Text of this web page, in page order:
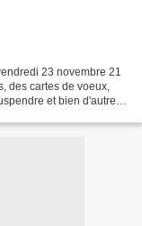
23 novembre 21
des cartes de voeux,
et bien d'autres